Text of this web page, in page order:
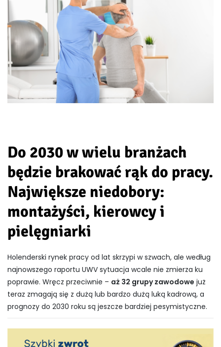
Do 2030 w wielu branżach
będzie brakować rąk do pracy.
Największe niedobory:
montażyści, kierowcy i
pielęgniarki
Holenderski rynek pracy od lat skrzypi w szwach, ale według
najnowszego raportu UWV sytuacja wcale nie zmierza ku
poprawie. Wręcz przeciwnie – aż 32 grupy zawodowe już
teraz zmagają się z dużą lub bardzo dużą luką kadrową, a
prognozy do 2030 roku są jeszcze bardziej pesymistyczne.